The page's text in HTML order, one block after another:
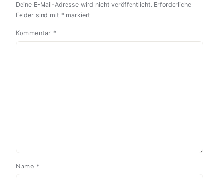
Deine E-Mail-Adresse wird nicht veröffentlicht. Erforderliche
Felder sind mit * markiert
Kommentar *
Name *